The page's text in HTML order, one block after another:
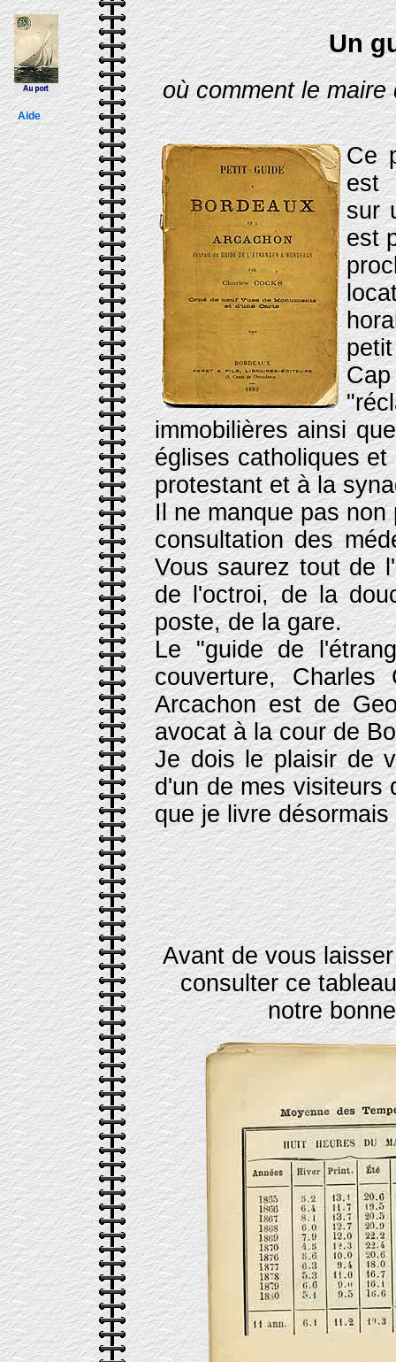
Aide
Un
où comment le
Ce
est
sur
est
immobilières ainsi
églises catholiques
protestant et à la
Il ne manque pas
consultation des
Vous saurez tout de
de l'octroi, de la
poste, de la gare.
Le "guide de
couverture,
Arcachon est de
avocat à la cour de
Je dois le plaisir de
d'un de mes visiteurs
que je livre
Avant de vous
consulter ce
notre